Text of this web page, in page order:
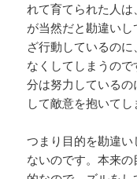
れて育てられた人
が当然だと勘違い
ざ行動しているの
なくしてしまうの
分は努力している
して敵意を抱いてし
つまり目的を勘違
ないのです。本来